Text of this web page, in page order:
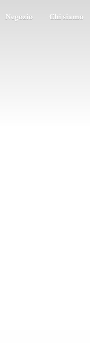
Negozio Chi siamo